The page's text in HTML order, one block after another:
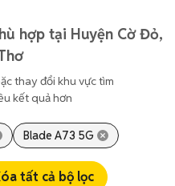
hợp tại Huyện Cờ Đỏ,
thay đổi khu vực tìm
kết quả hơn
Blade A73 5G
tất cả bộ lọc